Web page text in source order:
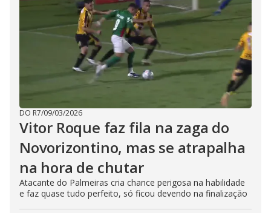
DO R7/09/03/2026
Vitor Roque faz fila na zaga do
Novorizontino, mas se atrapalha
na hora de chutar
Atacante do Palmeiras cria chance perigosa na habilidade
e faz quase tudo perfeito, só ficou devendo na finalização